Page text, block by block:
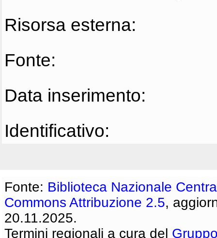
Risorsa esterna:
Fonte:
Data inserimento:
Identificativo:
Fonte: Biblioteca Nazionale
Commons Attribuzione 2.5,
20.11.2025.
Termini regionali a cura del